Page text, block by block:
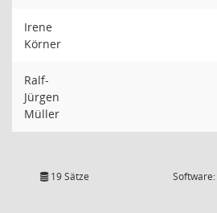
Irene
Körner
Ralf-
Jürgen
Müller
19 Sätze Software: